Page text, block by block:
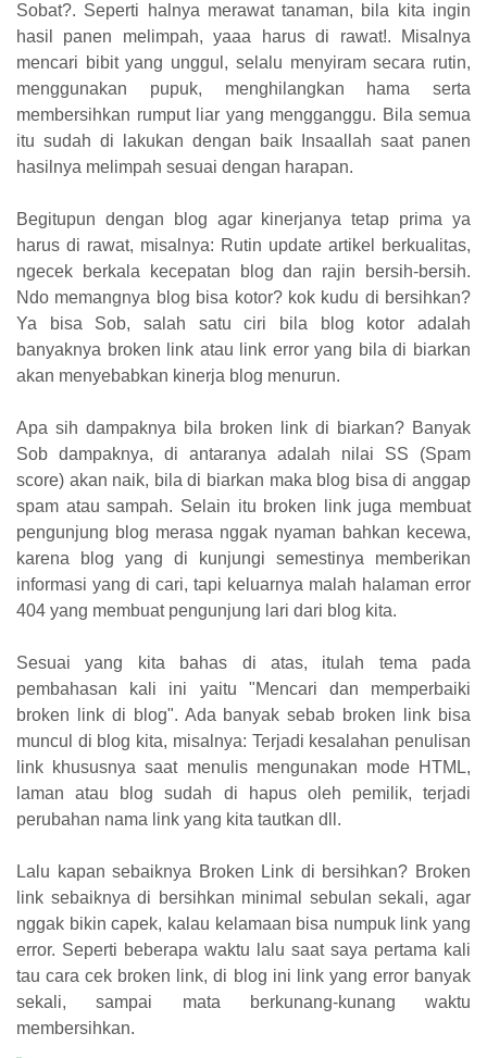
Sobat?. Seperti halnya merawat tanaman, bila kita ingin
hasil panen melimpah, yaaa harus di rawat!. Misalnya
mencari bibit yang unggul, selalu menyiram secara rutin,
menggunakan pupuk, menghilangkan hama serta
membersihkan rumput liar yang mengganggu. Bila semua
itu sudah di lakukan dengan baik Insaallah saat panen
hasilnya melimpah sesuai dengan harapan.
Begitupun dengan blog agar kinerjanya tetap prima ya
harus di rawat, misalnya: Rutin update artikel berkualitas,
ngecek berkala kecepatan blog dan rajin bersih-bersih.
Ndo memangnya blog bisa kotor? kok kudu di bersihkan?
Ya bisa Sob, salah satu ciri bila blog kotor adalah
banyaknya broken link atau link error yang bila di biarkan
akan menyebabkan kinerja blog menurun.
Apa sih dampaknya bila broken link di biarkan? Banyak
Sob dampaknya, di antaranya adalah nilai SS (Spam
score) akan naik, bila di biarkan maka blog bisa di anggap
spam atau sampah. Selain itu broken link juga membuat
pengunjung blog merasa nggak nyaman bahkan kecewa,
karena blog yang di kunjungi semestinya memberikan
informasi yang di cari, tapi keluarnya malah halaman error
404 yang membuat pengunjung lari dari blog kita.
Sesuai yang kita bahas di atas, itulah tema pada
pembahasan kali ini yaitu "Mencari dan memperbaiki
broken link di blog". Ada banyak sebab broken link bisa
muncul di blog kita, misalnya: Terjadi kesalahan penulisan
link khususnya saat menulis mengunakan mode HTML,
laman atau blog sudah di hapus oleh pemilik, terjadi
perubahan nama link yang kita tautkan dll.
Lalu kapan sebaiknya Broken Link di bersihkan? Broken
link sebaiknya di bersihkan minimal sebulan sekali, agar
nggak bikin capek, kalau kelamaan bisa numpuk link yang
error. Seperti beberapa waktu lalu saat saya pertama kali
tau cara cek broken link, di blog ini link yang error banyak
sekali, sampai mata berkunang-kunang waktu
membersihkan.